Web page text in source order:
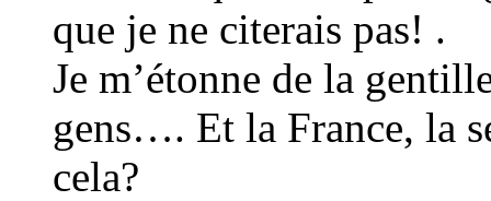
que je ne citerais pas! .
Je m’étonne de la
gens…. Et la France, la
cela?